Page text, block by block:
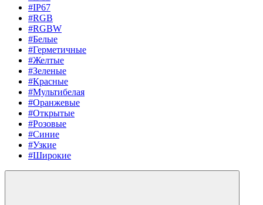
#IP67
#RGB
#RGBW
#Белые
#Герметичные
#Желтые
#Зеленые
#Красные
#Мультибелая
#Оранжевые
#Открытые
#Розовые
#Синие
#Узкие
#Широкие